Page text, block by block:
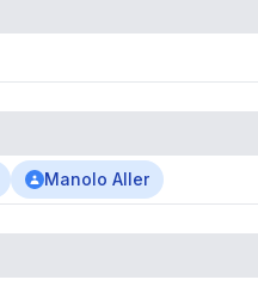
Manolo Aller